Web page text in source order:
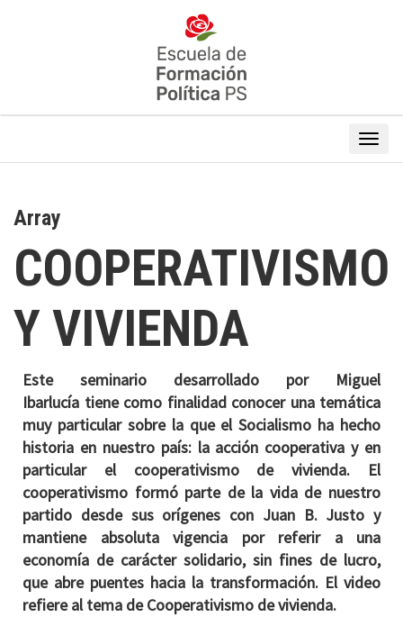
Array
COOPERATIVISMO
Y VIVIENDA
Este seminario desarrollado por Miguel
Ibarlucía tiene como finalidad conocer una temática
muy particular sobre la que el Socialismo ha hecho
historia en nuestro país: la acción cooperativa y en
particular el cooperativismo de vivienda. El
cooperativismo formó parte de la vida de nuestro
partido desde sus orígenes con Juan B. Justo y
mantiene absoluta vigencia por referir a una
economía de carácter solidario, sin fines de lucro,
que abre puentes hacia la transformación. El video
refiere al tema de Cooperativismo de vivienda.